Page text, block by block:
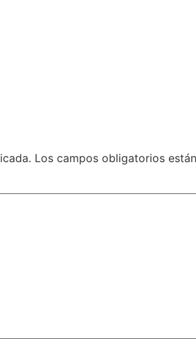
Los campos obligatorios